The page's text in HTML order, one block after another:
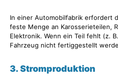
In einer Automobilfabrik erfordert
feste Menge an Karosserieteilen,
Elektronik. Wenn ein Teil fehlt (z.
Fahrzeug nicht fertiggestellt
3. Stromproduktion